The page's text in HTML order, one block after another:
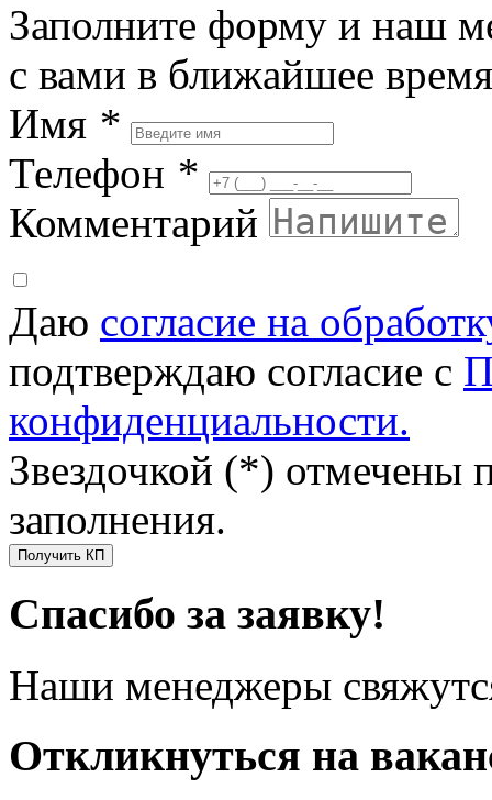
Заполните форму и наш
с вами в ближайшее время
Имя *
Телефон *
Комментарий
Даю согласие на
подтверждаю согласие с
конфиденциальности.
Звездочкой (*) отмечены
заполнения.
Получить КП
Спасибо за заявку!
Наши менеджеры
Откликнуться на